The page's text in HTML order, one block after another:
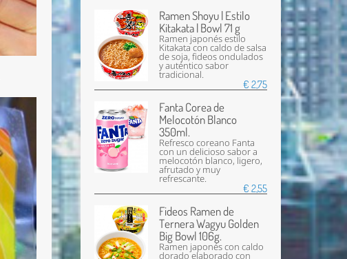
Ramen Shoyu | Estilo
Kitakata | Bowl 71 g
Ramen japonés estilo
Kitakata con caldo de salsa
de soja, fideos ondulados
y auténtico sabor
tradicional.
€ 2,75
Fanta Corea de
Melocotón Blanco
350ml.
Refresco coreano Fanta
con un delicioso sabor a
melocotón blanco, ligero,
afrutado y muy
refrescante.
€ 2,55
Fideos Ramen de
Ternera Wagyu Golden
Big Bowl 106g.
Ramen japonés con caldo
dorado elaborado con